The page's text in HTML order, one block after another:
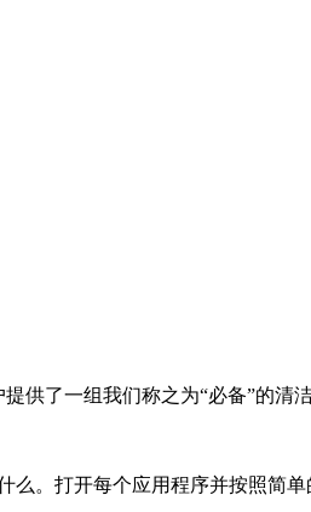
供了一组我们称之为“必备”的清
么。打开每个应用程序并按照简